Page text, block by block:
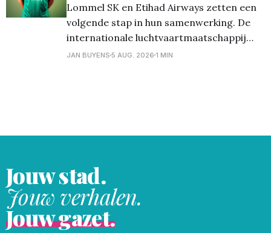
Kolonie, en werd het 1-1,
Lommel SK en Etihad Airways zetten een
volgende stap in hun samenwerking. De
internationale luchtvaartmaatschappij
wordt vanaf het seizoen 2026/27 de
JAN BUYENS 5 AUG. 2026 1 MIN
Jouw stad.
Jouw verhalen.
Jouw gazet.